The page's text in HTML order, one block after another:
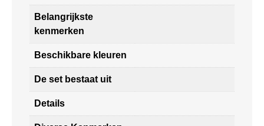
Belangrijkste
kenmerken
Beschikbare kleuren
De set bestaat uit
Details